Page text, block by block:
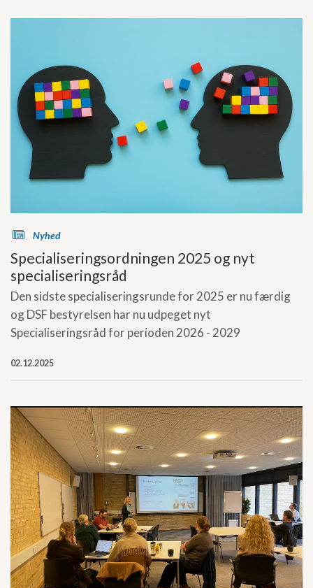
s Nyhed
Specialiseringsordningen 2025 og nyt
specialiseringsråd
Den sidste specialiseringsrunde for 2025 er nu færdig
og DSF bestyrelsen har nu udpeget nyt
Specialiseringsråd for perioden 2026 - 2029
02.12.2025